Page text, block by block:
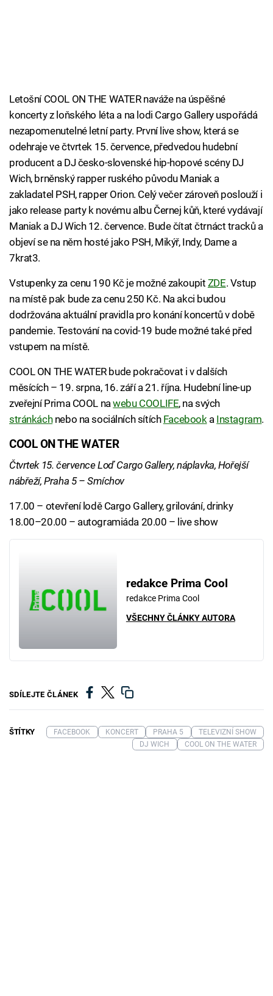
Letošní COOL ON THE WATER naváže na úspěšné
koncerty z loňského léta a na lodi Cargo Gallery uspořádá
nezapomenutelné letní party. První live show, která se
odehraje ve čtvrtek 15. července, předvedou hudební
producent a DJ česko-slovenské hip-hopové scény DJ
Wich, brněnský rapper ruského původu Maniak a
zakladatel PSH, rapper Orion. Celý večer zároveň poslouží i
jako release party k novému albu Černej kůň, které vydávají
Maniak a DJ Wich 12. července. Bude čítat čtrnáct tracků a
objeví se na něm hosté jako PSH, Mikýř, Indy, Dame a
7krat3.
Vstupenky za cenu 190 Kč je možné zakoupit ZDE. Vstup
na místě pak bude za cenu 250 Kč. Na akci budou
dodržována aktuální pravidla pro konání koncertů v době
pandemie. Testování na covid-19 bude možné také před
vstupem na místě.
COOL ON THE WATER bude pokračovat i v dalších
měsících – 19. srpna, 16. září a 21. října. Hudební line-up
zveřejní Prima COOL nawebu COOLIFE, na svých
stránkáchnebo na sociálních sítích Facebooka Instagram.
COOL ON THE WATER
Čtvrtek 15. července Loď Cargo Gallery, náplavka, Hořejší
nábřeží, Praha 5 – Smíchov
17.00 – otevření lodě Cargo Gallery, grilování, drinky
18.00–20.00 – autogramiáda 20.00 – live show
redakce Prima Cool
redakce Prima Cool
VŠECHNY ČLÁNKY AUTORA
SDÍLEJTE ČLÁNEK
ŠTÍTKY FACEBOOK KONCERT PRAHA 5
TELEVIZNÍ SHOW
DJ WICH
COOL ON THE WATER